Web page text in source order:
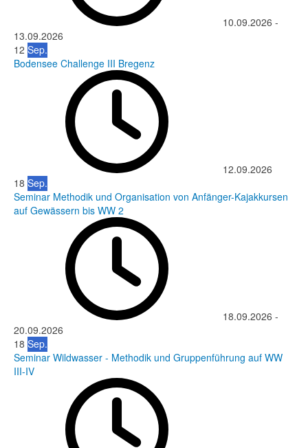
10.09.2026 -
13.09.2026
12 Sep.
Bodensee Challenge III Bregenz
12.09.2026
18 Sep.
Seminar Methodik und Organisation von Anfänger-Kajakkursen
auf Gewässern bis WW 2
18.09.2026 -
20.09.2026
18 Sep.
Seminar Wildwasser - Methodik und Gruppenführung auf WW
III-IV